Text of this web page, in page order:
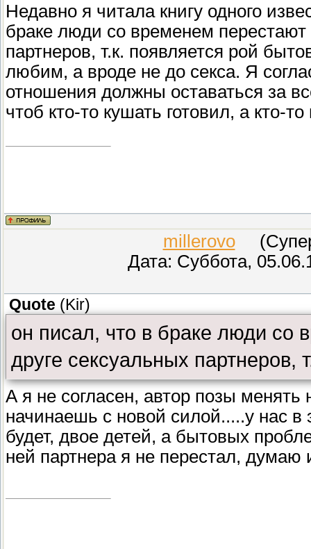
Недавно я читала книгу одного
браке люди со временем перестают
партнеров, т.к. появляется рой
любим, а вроде не до секса. Я
отношения должны оставаться за
чтоб кто-то кушать готовил, а кто-
millerovo
Дата: Суббота,
Quote (Kir)
он писал, что в браке люди со
друге сексуальных
А я не согласен, автор позы
начинаешь с новой силой.....у нас в
будет, двое детей, а бытовых
ней партнера я не перестал, думаю